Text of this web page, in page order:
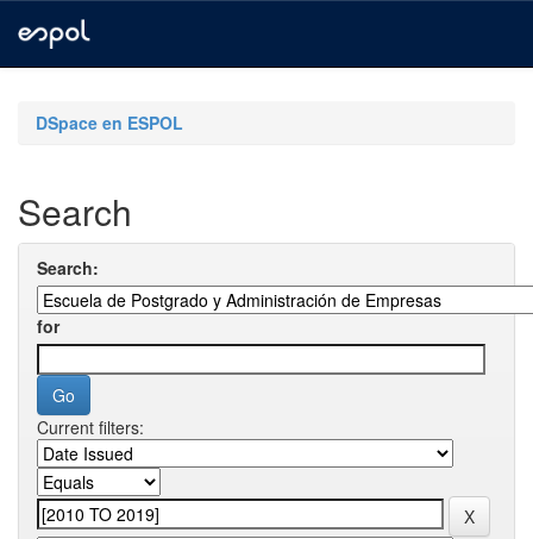
navigationDSpace en ESPOL
Search
Search:
for
Current filters: